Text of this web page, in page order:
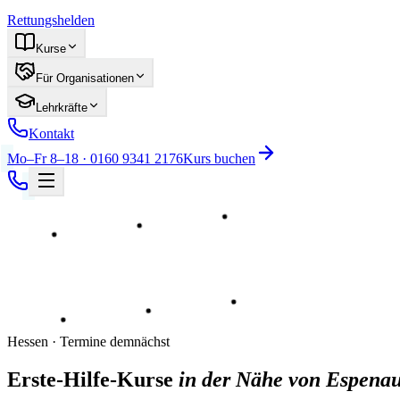
Rettungshelden
Kurse
Für Organisationen
Lehrkräfte
Kontakt
Mo–Fr 8–18 · 0160 9341 2176Kurs buchen
Hessen · Termine demnächst
Erste-Hilfe-Kurse in der Nähe von